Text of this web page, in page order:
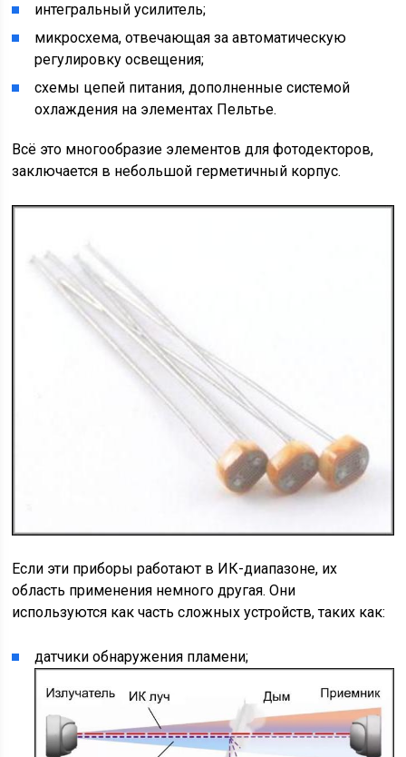
интегральный усилитель;
микросхема, отвечающая за автоматическую
регулировку освещения;
схемы цепей питания, дополненные системой
охлаждения на элементах Пельтье.
Всё это многообразие элементов для фотодекторов,
заключается в небольшой герметичный корпус.
Если эти приборы работают в ИК-диапазоне, их
область применения немного другая. Они
используются как часть сложных устройств, таких как:
датчики обнаружения пламени;